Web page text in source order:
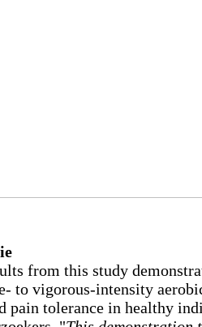
from this study
to vigorous-intensity
pain tolerance in healthy